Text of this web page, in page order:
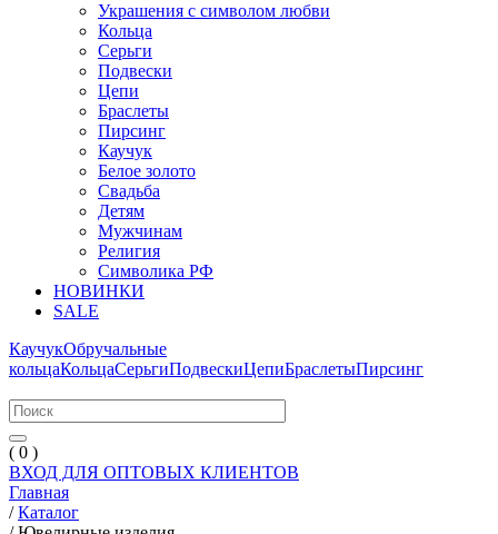
Украшения с символом любви
Кольца
Серьги
Подвески
Цепи
Браслеты
Пирсинг
Каучук
Белое золото
Свадьба
Детям
Мужчинам
Религия
Символика РФ
НОВИНКИ
SALE
КаучукОбручальные
кольцаКольцаСерьгиПодвескиЦепиБраслетыПирсинг
( 0 )
ВХОД ДЛЯ ОПТОВЫХ КЛИЕНТОВ
Главная
/ Каталог